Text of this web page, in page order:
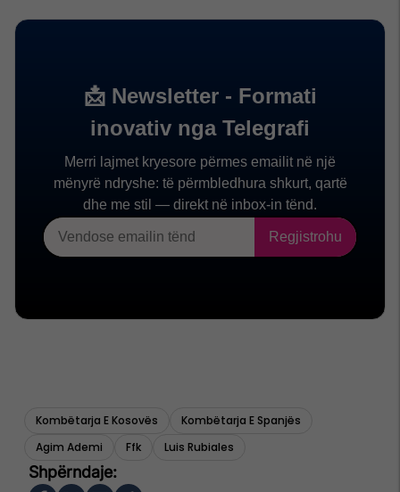
Kombëtarja E Kosovës
Kombëtarja E Spanjës
Agim Ademi
Ffk Luis Rubiales